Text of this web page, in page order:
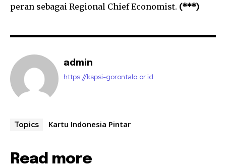
peran sebagai Regional Chief Economist. (***)
admin
https://kspsi-gorontalo.or.id
Topics Kartu Indonesia Pintar
Read more